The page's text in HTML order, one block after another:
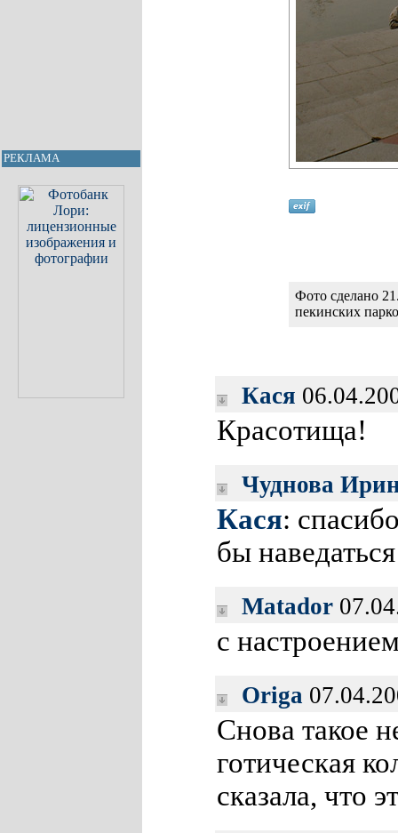
РЕКЛАМА
Фото сделано
пекинских
Кася
Красотища!
Чуднова
Кася:
бы
Matador
с
Origa
Снова такое
готическая
сказала, что